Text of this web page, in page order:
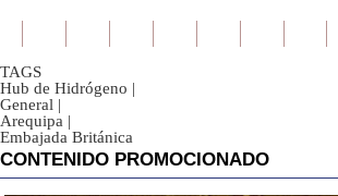
TAGS
Hub de Hidrógeno |
General |
Arequipa |
Embajada Británica